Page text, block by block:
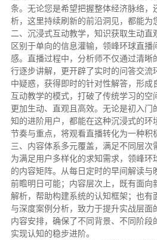
条。无论您是希望把握整体经济脉络，
析，这里持续刷新的前沿洞见，都能为
二、沉浸式互动教学，知识获取生动直
区别于单向的信息灌输，领峰环球直播
感。直播过程中，分析师不仅通过清晰
行逐步讲解，更开辟了实时的问答交流
中疑惑，获得即时的针对性解答，形成
互动教学的模式，打破了传统学习的空
更加生动、直观且高效。无论是初入门
知的进阶用户，都能在这种沉浸式的环
节奏与重点，将观看直播转化为一种积
三、内容体系多元覆盖，满足不同层次
为满足用户多样化的求知需求，领峰环
的内容矩阵。从每日定时的早间解读与
前瞻明日可能；内容层次上，既有面向
解析，帮助构建系统的认知框架；也有
与深度案例分析，致力于提升实战层面
内容安排，确保了不同背景、不同阶段
实现认知的稳步进阶。